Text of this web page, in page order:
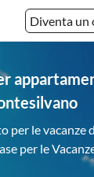
Diventa un
per le vacanze
per le